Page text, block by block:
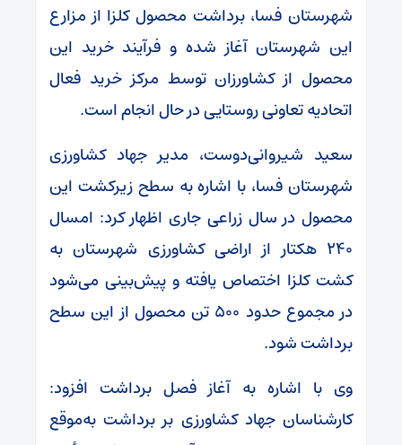
شهرستان فسا، برداشت محصول کلزا از مزارع
این شهرستان آغاز شده و فرآیند خرید این
محصول از کشاورزان توسط مرکز خرید فعال
اتحادیه تعاونی روستایی در حال انجام است.
سعید شیروانی‌دوست، مدیر جهاد کشاورزی
شهرستان فسا، با اشاره به سطح زیرکشت این
محصول در سال زراعی جاری اظهار کرد: امسال
۲۴۰ هکتار از اراضی کشاورزی شهرستان به
کشت کلزا اختصاص یافته و پیش‌بینی می‌شود
در مجموع حدود ۵۰۰ تن محصول از این سطح
برداشت شود.
وی با اشاره به آغاز فصل برداشت افزود:
کارشناسان جهاد کشاورزی بر برداشت به‌موقع